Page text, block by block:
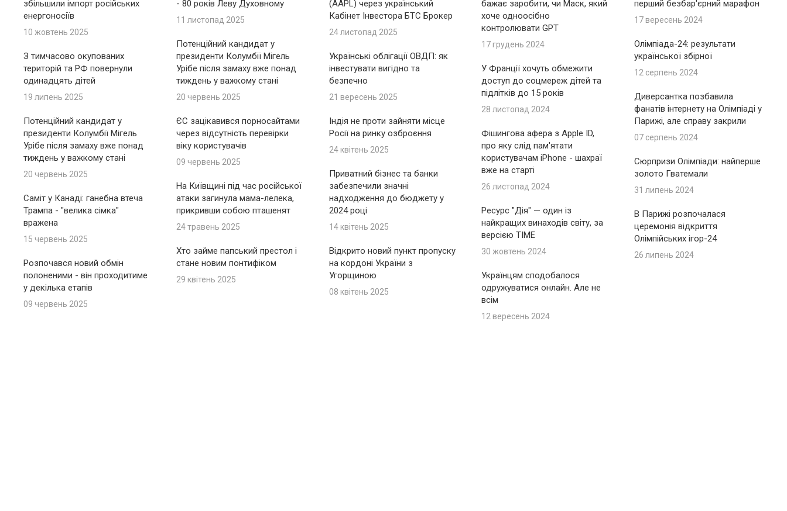
збільшили імпорт російських
енергоносіїв
10 жовтень 2025
З тимчасово окупованих
територій та РФ повернули
одинадцять дітей
19 липень 2025
Потенційний кандидат у
президенти Колумбії Мігель
Урібе після замаху вже понад
тиждень у важкому стані
20 червень 2025
Саміт у Канаді: ганебна втеча
Трампа - "велика сімка"
вражена
15 червень 2025
Розпочався новий обмін
полоненими - він проходитиме
у декілька етапів
09 червень 2025
- 80 років Леву Духовному
11 листопад 2025
Потенційний кандидат у
президенти Колумбії Мігель
Урібе після замаху вже понад
тиждень у важкому стані
20 червень 2025
ЄС зацікавився порносайтами
через відсутність перевірки
віку користувачів
09 червень 2025
На Київщині під час російської
атаки загинула мама-лелека,
прикривши собою пташенят
24 травень 2025
Хто займе папський престол і
стане новим понтифіком
29 квітень 2025
(AAPL) через український
Кабінет Інвестора БТС Брокер
24 листопад 2025
Українські облігації ОВДП: як
інвестувати вигідно та
безпечно
21 вересень 2025
Індія не проти зайняти місце
Росії на ринку озброєння
24 квітень 2025
Приватний бізнес та банки
забезпечили значні
надходження до бюджету у
2024 році
14 квітень 2025
Відкрито новий пункт пропуску
на кордоні України з
Угорщиною
08 квітень 2025
бажає заробити, чи Маск, який
хоче одноосібно
контролювати GPT
17 грудень 2024
У Франції хочуть обмежити
доступ до соцмереж дітей та
підлітків до 15 років
28 листопад 2024
Фішингова афера з Apple ID,
про яку слід пам'ятати
користувачам iPhone - шахраї
вже на старті
26 листопад 2024
Ресурс "Дія" — один із
найкращих винаходів світу, за
версією TIME
30 жовтень 2024
Українцям сподобалося
одружуватися онлайн. Але не
всім
12 вересень 2024
перший безбар'єрний марафон
17 вересень 2024
Олімпіада-24: результати
української збірної
12 серпень 2024
Диверсантка позбавила
фанатів інтернету на Олімпіаді у
Парижі, але справу закрили
07 серпень 2024
Сюрпризи Олімпіади: найперше
золото Гватемали
31 липень 2024
В Парижі розпочалася
церемонія відкриття
Олімпійських ігор-24
26 липень 2024